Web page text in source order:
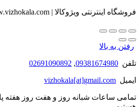
فروشگاه اینترنتی ویژوکالا | www.vizhokala.com
رفتن به بالا
تلفن 09381674980
,
02691090892
ایمیل vizhokala[at]gmail.com
تمامی ساعات شبانه روز و هفت روز هفته